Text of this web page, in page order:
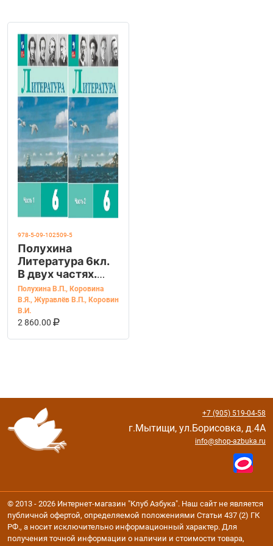
978-5-09-102509-5
Полухина
Литература 6кл.
В двух частях.
Часть 1,2 (Просв.)
Полухина В.П., Коровина
В.Я., Журавлёв В.П., Коровин
В.И.
2 860.00
В КОРЗИНУ
+7 (905) 519-04-58
г.Мытищи, ул.Борисовка, д.4А
info@shop-azbuka.ru
© 2013 - 2026 Интернет-магазин "Клуб Азбука". Наш сайт не является
публичной офертой, определяемой положениями Статьи 437 (2) ГК
РФ., а носит исключительно информационный характер. Для
получения точной информации о наличии и стоимости товара,